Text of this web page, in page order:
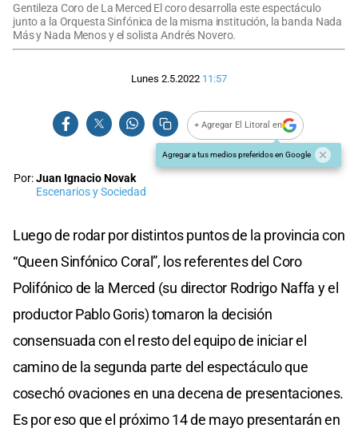
Gentileza Coro de La Merced El coro desarrolla este espectáculo
junto a la Orquesta Sinfónica de la misma institución, la banda Nada
Más y Nada Menos y el solista Andrés Novero.
Lunes 2.5.2022 11:57
+ Agregar El Litoral en
Agregar a tus medios preferidos en Google
Por:Juan Ignacio Novak
Escenarios y Sociedad
Luego de rodar por distintos puntos de la provincia con
“Queen Sinfónico Coral”, los referentes del Coro
Polifónico de la Merced (su director Rodrigo Naffa y el
productor Pablo Goris) tomaron la decisión
consensuada con el resto del equipo de iniciar el
camino de la segunda parte del espectáculo que
cosechó ovaciones en una decena de presentaciones.
Es por eso que el próximo 14 de mayo presentarán en